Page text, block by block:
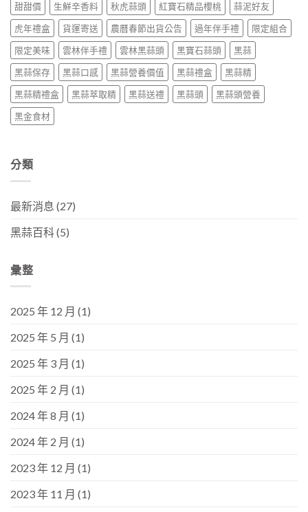
甜甜價
生鮮辛香料 秋虎蒜頭 紅寶石精品櫻桃
蒜泥好友
虎年禮盒
貨運寄送 農曆春節出貨公告 過年伴手禮
限定組合
限定美味
雲林伴手禮 雲林黑蒜頭 黑寶石蒜頭
黑蒜
黑蒜保存
黑蒜口感 黑蒜營養價值 黑蒜禮盒
黑蒜精
黑蒜精禮盒
黑蒜萃取精 黑蒜送禮 黑蒜頭
黑蒜頭營養
黑金食材
分類
最新消息 (27)
黑蒜百科(5)
彙整
2025 年 12 月 (1)
2025 年 5 月 (1)
2025 年 3 月 (1)
2025 年 2 月 (1)
2024 年 8 月 (1)
2024 年 2 月 (1)
2023 年 12 月 (1)
2023 年 11 月 (1)